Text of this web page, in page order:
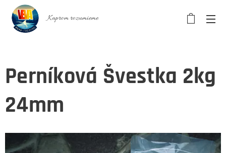
Kaprom rozumieme
Perníková Švestka 2kg
24mm